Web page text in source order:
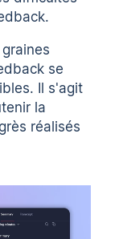
se
Il s'agit
la
réalisés